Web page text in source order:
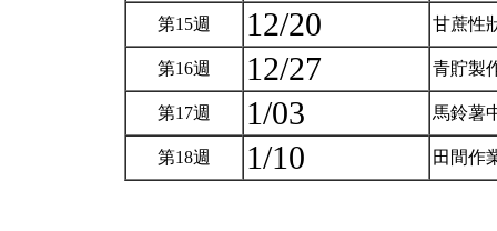
第15週 12/20 甘蔗性
第16週 12/27 青貯製
第17週 1/03 馬鈴薯
第18週 1/10 田間作